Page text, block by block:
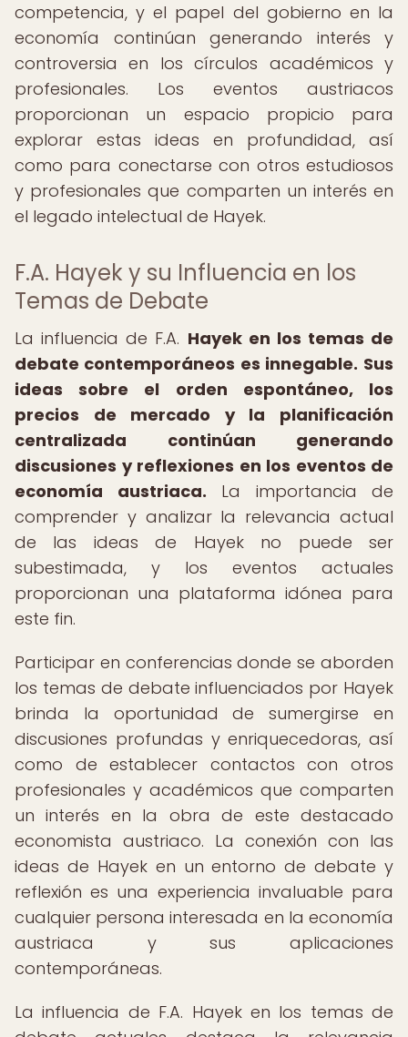
competencia, y el papel del gobierno en la
economía continúan generando interés y
controversia en los círculos académicos y
profesionales. Los eventos austriacos
proporcionan un espacio propicio para
explorar estas ideas en profundidad, así
como para conectarse con otros estudiosos
y profesionales que comparten un interés en
el legado intelectual de Hayek.
F.A. Hayek y su Influencia en los
Temas de Debate
La influencia de F.A. Hayek en los temas de
debate contemporáneos es innegable. Sus
ideas sobre el orden espontáneo, los
precios de mercado y la planificación
centralizada continúan generando
discusiones y reflexiones en los eventos de
economía austriaca. La importancia de
comprender y analizar la relevancia actual
de las ideas de Hayek no puede ser
subestimada, y los eventos actuales
proporcionan una plataforma idónea para
este fin.
Participar en conferencias donde se aborden
los temas de debate influenciados por Hayek
brinda la oportunidad de sumergirse en
discusiones profundas y enriquecedoras, así
como de establecer contactos con otros
profesionales y académicos que comparten
un interés en la obra de este destacado
economista austriaco. La conexión con las
ideas de Hayek en un entorno de debate y
reflexión es una experiencia invaluable para
cualquier persona interesada en la economía
austriaca y sus aplicaciones
contemporáneas.
La influencia de F.A. Hayek en los temas de